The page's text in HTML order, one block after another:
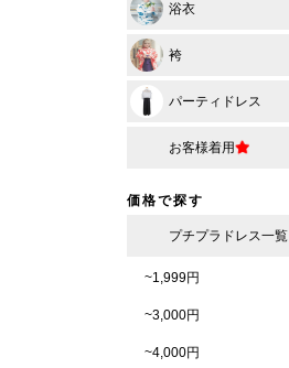
浴衣
袴
パーティドレス
お客様着用
価格で探す
プチプラドレス一覧
~1,999円
~3,000円
~4,000円